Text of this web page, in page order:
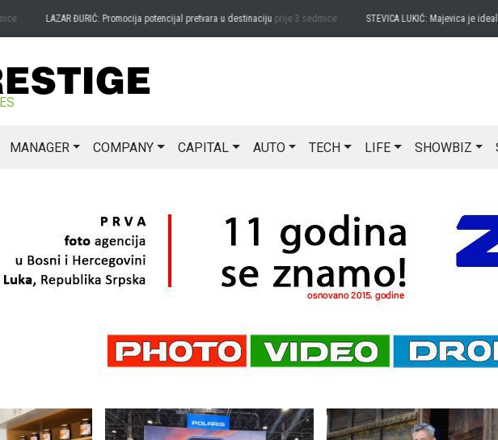
LAZAR ĐURIĆ: Promocija potencijal pretvara u destinacijuprije 3 sedmice STEVICA LUKIĆ: Majevica je
MANAGER COMPANY CAPITAL AUTO TECH LIFE SHOWBIZ